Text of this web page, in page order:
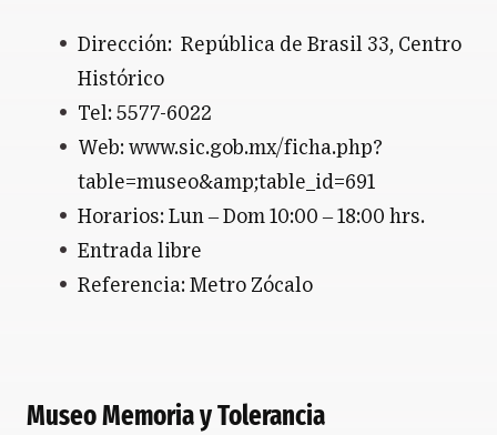
Dirección: República de Brasil 33, Centro
Histórico
Tel: 5577-6022
Web: www.sic.gob.mx/ficha.php?
table=museo&amp;table_id=691
Horarios: Lun – Dom 10:00 – 18:00 hrs.
Entrada libre
Referencia: Metro Zócalo
Museo Memoria y Tolerancia